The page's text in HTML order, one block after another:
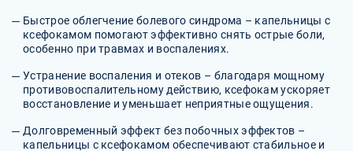
Быстрое облегчение болевого синдрома – капельницы с
ксефокамом помогают эффективно снять острые боли,
особенно при травмах и воспалениях.
Устранение воспаления и отеков – благодаря мощному
противовоспалительному действию, ксефокам ускоряет
восстановление и уменьшает неприятные ощущения.
Долговременный эффект без побочных эффектов –
капельницы с ксефокамом обеспечивают стабильное и